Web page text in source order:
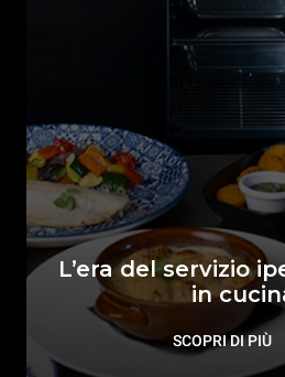
L’era del servizio
in
SCOPRI DI PIÙ